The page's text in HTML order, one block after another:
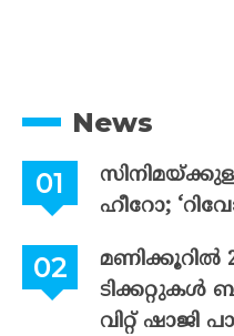
News
ഹീറോ;
മണിക്കൂറിൽ
വിറ്റ് ഷാജി